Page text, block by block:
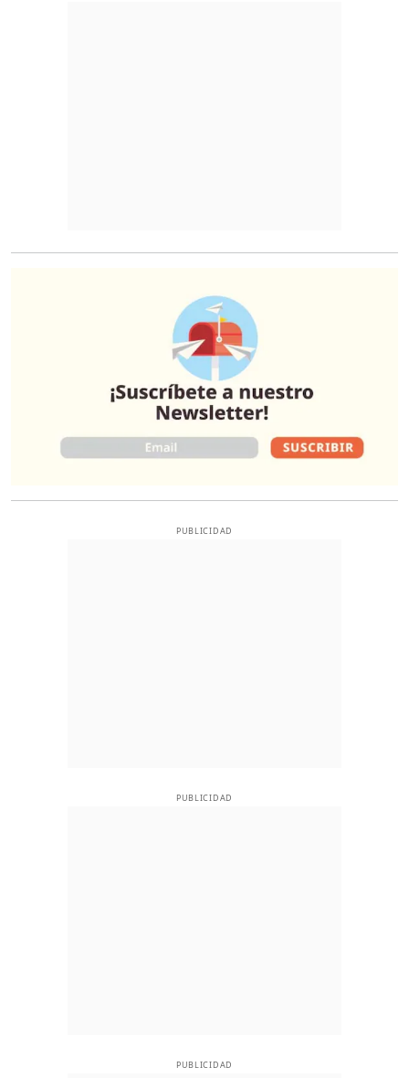
PUBLICIDAD
PUBLICIDAD
PUBLICIDAD